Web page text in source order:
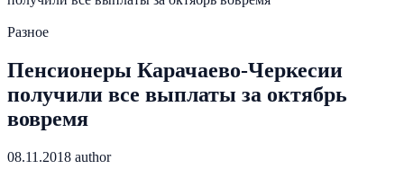
Разное
Пенсионеры Карачаево-Черкесии
получили все выплаты за октябрь
вовремя
08.11.2018 author